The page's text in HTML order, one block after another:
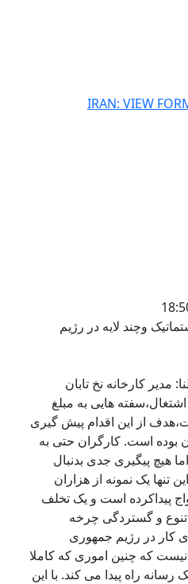
IRAN: VIEW
سیستماتیک
وچند لایه در رژیم
خبر ایلنا: مدیر کارخانه نخ تابان
هایی به مبلغ
از این اقدام پیش گیری
است. کارگران حتی به
هیچ پیگیری جدی بدنبال
یک نمونە از هزاران
است و یک تخلف
و گستردگی چرخه
در رژیم جمهوری
کە چنین اموری کە کاملا
راە پیدا می کند. با این